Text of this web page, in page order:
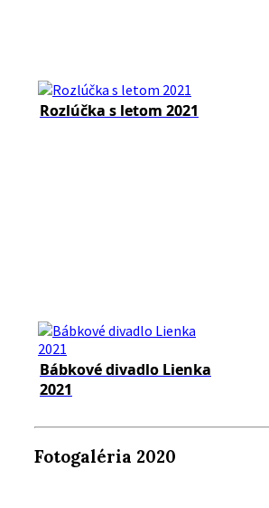
Rozlúčka s letom 2021
Bábkové divadlo Lienka
2021
Fotogaléria 2020